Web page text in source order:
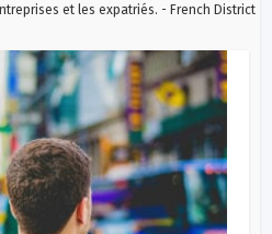
et les expatriés. - French District